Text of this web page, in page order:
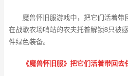
魔兽怀旧服游戏中，把它们活着带
在战歌农场哨站的农夫托普解锁8只被
件绿色装备。
《魔兽怀旧服》把它们活着带回去